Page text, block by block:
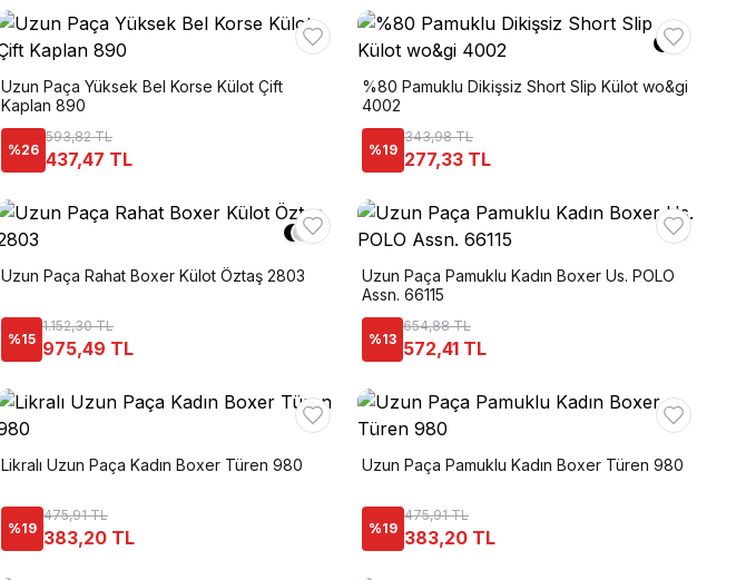
Uzun Paça Yüksek Bel Korse Külot Çift
Kaplan 890
%26
593,82 TL
437,47 TL
%80 Pamuklu Dikişsiz Short Slip Külot wo&gi
4002
%19
343,98 TL
277,33 TL
+
Uzun Paça Rahat Boxer Külot Öztaş 2803
%15
1.152,30 TL
975,49 TL
Uzun Paça Pamuklu Kadın Boxer Us. POLO
Assn. 66115
%13
654,88 TL
572,41 TL
Likralı Uzun Paça Kadın Boxer Türen 980
%19
475,91 TL
383,20 TL
Uzun Paça Pamuklu Kadın Boxer Türen 980
%19
475,91 TL
383,20 TL